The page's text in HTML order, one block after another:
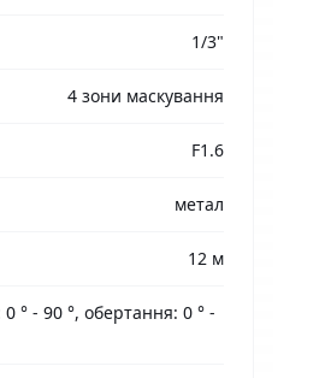
1/3"
4 зони маскування
F1.6
метал
12 м
° - 90 °, обертання: 0 ° -